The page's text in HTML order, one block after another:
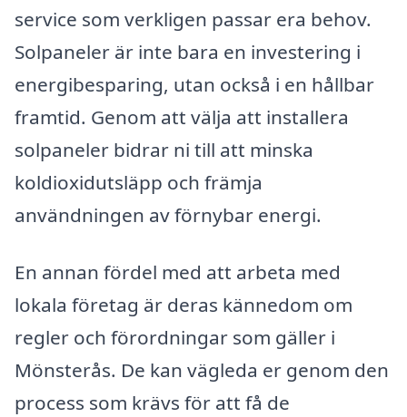
service som verkligen passar era behov.
Solpaneler är inte bara en investering i
energibesparing, utan också i en hållbar
framtid. Genom att välja att installera
solpaneler bidrar ni till att minska
koldioxidutsläpp och främja
användningen av förnybar energi.
En annan fördel med att arbeta med
lokala företag är deras kännedom om
regler och förordningar som gäller i
Mönsterås. De kan vägleda er genom den
process som krävs för att få de